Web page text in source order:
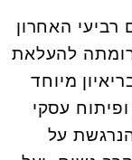
רביעי האחרון
להעלאת
מיוחד
עסקי
על